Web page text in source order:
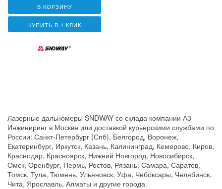
В КОРЗИНУ
КУПИТЬ В 1 КЛИК
Лазерные дальномеры SNDWAY со склада компании А3
Инжиниринг в Москве или доставкой курьерскими службами по
России: Санкт-Петербург (Спб), Белгород, Воронеж,
Екатеринбург, Иркутск, Казань, Калининград, Кемерово, Киров,
Краснодар, Красноярск, Нижний Новгород, Новосибирск,
Омск, Оренбург, Пермь, Ростов, Рязань, Самара, Саратов,
Томск, Тула, Тюмень, Ульяновск, Уфа, Чебоксары, Челябинск,
Чита, Ярославль, Алматы и другие города.